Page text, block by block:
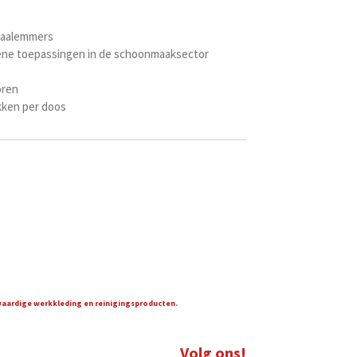
toepassingen in de schoonmaaksector
per doos
werkkleding en reinigingsproducten.
Volg ons!